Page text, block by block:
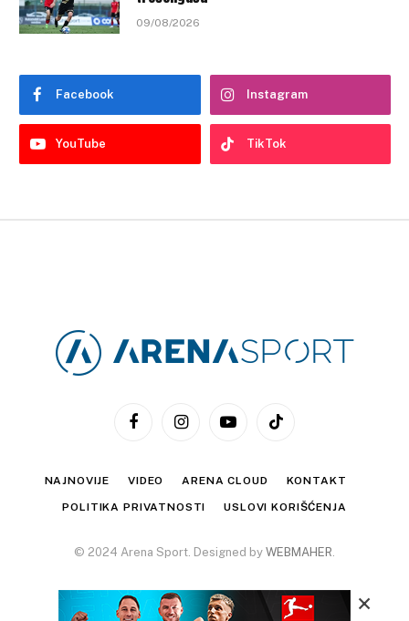
09/08/2026
Facebook Instagram
YouTube TikTok
FacebookInstagramYouTubeTikTok
NAJNOVIJE VIDEO ARENA CLOUD KONTAKT
POLITIKA PRIVATNOSTI USLOVI KORIŠĆENJA
© 2024 Arena Sport. Designed by WEBMAHER.
×